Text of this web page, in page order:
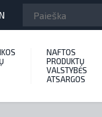
NAFTOS
PRODUKTŲ
VALSTYBĖS
ATSARGOS